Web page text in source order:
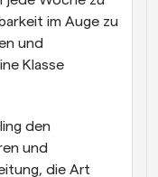
im Auge zu
und
Klasse
den
und
die Art